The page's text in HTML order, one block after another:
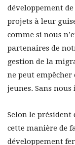
développement
projets à leur
comme si nous
partenaires de
gestion de la
ne peut
jeunes. Sans
Selon le président
cette manière de
développement